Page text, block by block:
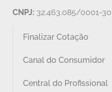
CNPJ: 32.463.085/0001-30
Finalizar Cotação
Canal do Consumidor
Central do Profissional